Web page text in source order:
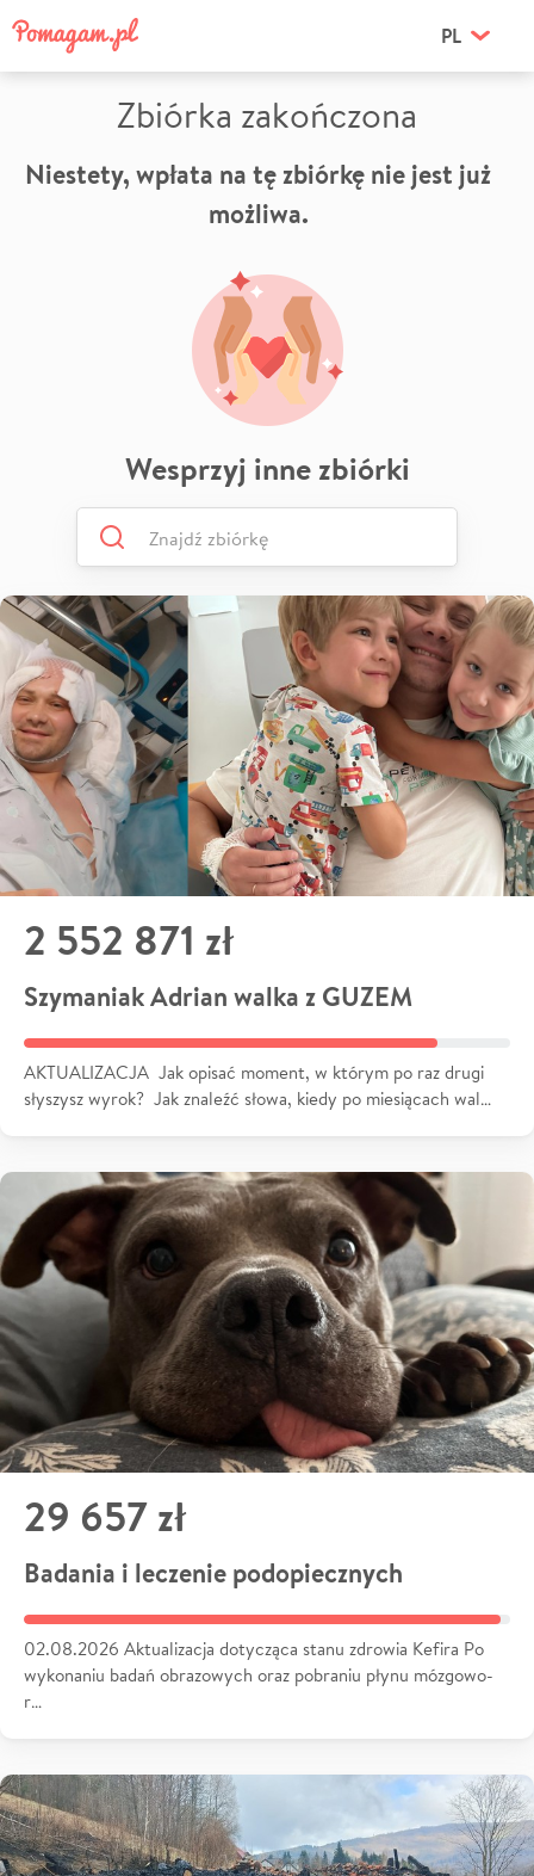
PL
Zbiórka zakończona
Niestety, wpłata na tę zbiórkę nie jest już
możliwa.
Wesprzyj inne zbiórki
2 552 871 zł
Szymaniak Adrian walka z GUZEM
AKTUALIZACJA Jak opisać moment, w którym po raz drugi
słyszysz wyrok? Jak znaleźć słowa, kiedy po miesiącach wal…
29 657 zł
Badania i leczenie podopiecznych
02.08.2026 Aktualizacja dotycząca stanu zdrowia Kefira Po
wykonaniu badań obrazowych oraz pobraniu płynu mózgowo-
r…